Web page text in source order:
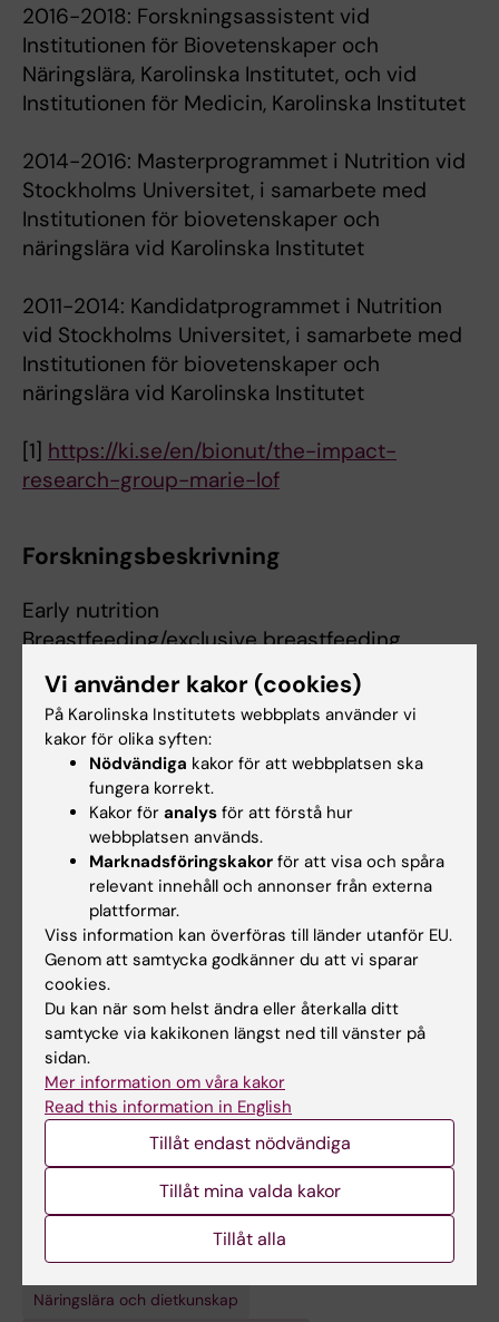
2016-2018: Forskningsassistent vid
Institutionen för Biovetenskaper och
Näringslära, Karolinska Institutet, och vid
Institutionen för Medicin, Karolinska Institutet
2014-2016: Masterprogrammet i Nutrition vid
Stockholms Universitet, i samarbete med
Institutionen för biovetenskaper och
näringslära vid Karolinska Institutet
2011-2014: Kandidatprogrammet i Nutrition
vid Stockholms Universitet, i samarbete med
Institutionen för biovetenskaper och
näringslära vid Karolinska Institutet
[1] https://ki.se/en/bionut/the-impact-
research-group-marie-lof
Forskningsbeskrivning
Early nutrition
Breastfeeding/exclusive breastfeeding
mHealth/eHealth
Digital literacy
Health literacy
Health equity
Migrant health
Public health
Undervisning
Jag är involverad i undervisning inom
Kandidatprogrammet i Nutrition [1] vid
Stockholms universitet, i samarbete med
Institutionen för biovetenskaper och
näringslära vid Karolinska Institutet, som
kursledare för en kurs i
Folkhälsonutrition.
https://ki.se/en/bionut/study-nutrition-
science-and-ehealth
Forskningsområden:
Näringslära och dietkunskap
Vi använder kakor (cookies)
På Karolinska Institutets webbplats använder vi
kakor för olika syften:
Nödvändiga kakor för att webbplatsen ska
fungera korrekt.
Kakor för analys för att förstå hur
webbplatsen används.
Marknadsföringskakor för att visa och spåra
relevant innehåll och annonser från externa
plattformar.
Viss information kan överföras till länder utanför EU.
Genom att samtycka godkänner du att vi sparar
cookies.
Du kan när som helst ändra eller återkalla ditt
samtycke via kakikonen längst ned till vänster på
sidan.
Mer information om våra kakor
Read this information in English
Tillåt endast nödvändiga
Tillåt mina valda kakor
Tillåt alla